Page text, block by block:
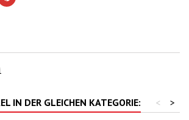
IN DER GLEICHEN KATEGORIE: >
<